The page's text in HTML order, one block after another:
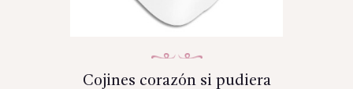
Cojines corazón si pudiera